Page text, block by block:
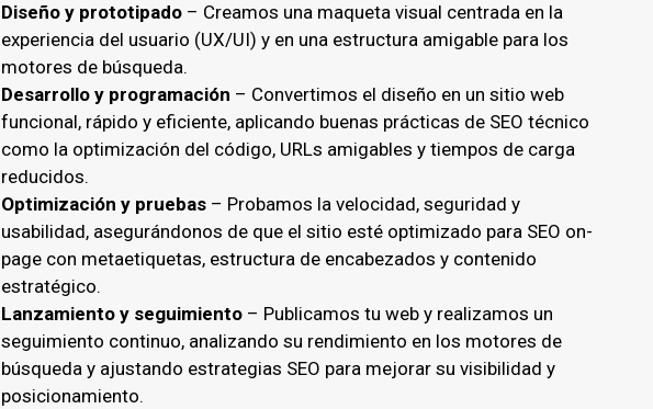
Diseño y prototipado – Creamos una maqueta visual centrada en la
experiencia del usuario (UX/UI) y en una estructura amigable para los
motores de búsqueda.
Desarrollo y programación – Convertimos el diseño en un sitio web
funcional, rápido y eficiente, aplicando buenas prácticas de SEO técnico
como la optimización del código, URLs amigables y tiempos de carga
reducidos.
Optimización y pruebas – Probamos la velocidad, seguridad y
usabilidad, asegurándonos de que el sitio esté optimizado para SEO on-
page con metaetiquetas, estructura de encabezados y contenido
estratégico.
Lanzamiento y seguimiento – Publicamos tu web y realizamos un
seguimiento continuo, analizando su rendimiento en los motores de
búsqueda y ajustando estrategias SEO para mejorar su visibilidad y
posicionamiento.